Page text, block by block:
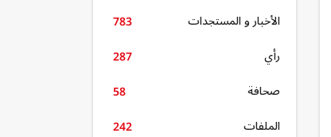
الأخبار و المستجدات
783
رأي
287
صحافة
58
الملفات
242